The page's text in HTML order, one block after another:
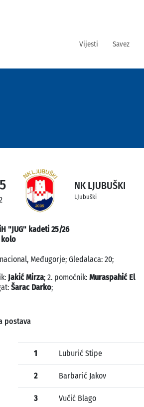
Vijesti Savez
NK LJUBUŠKI
LJubuški
"JUG" kadeti 25/26
kolo
Međugorje; Gledalaca: 20;
Jakić Mirza; 2. pomoćnik: Muraspahić El
Šarac Darko;
postava
1 Luburić Stipe
2 Barbarić Jakov
3 Vučić Blago